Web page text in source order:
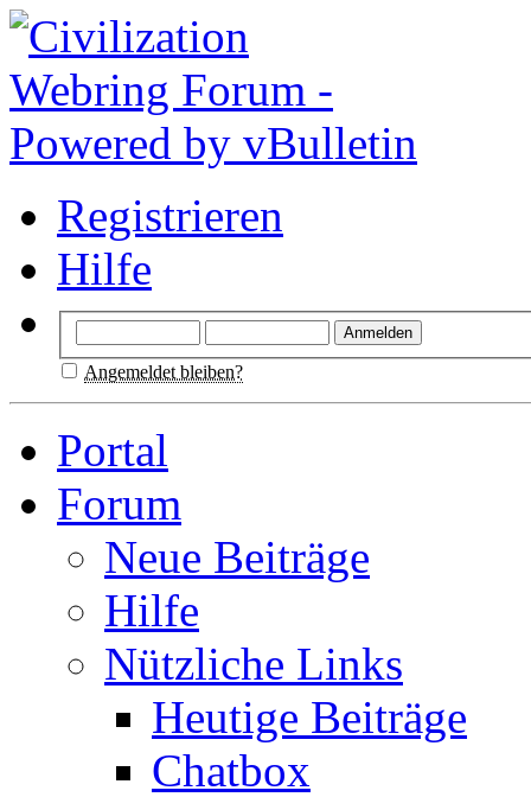
Registrieren
Hilfe
Angemeldet bleiben?
Portal
Forum
Neue Beiträge
Hilfe
Nützliche Links
Heutige Beiträge
Chatbox